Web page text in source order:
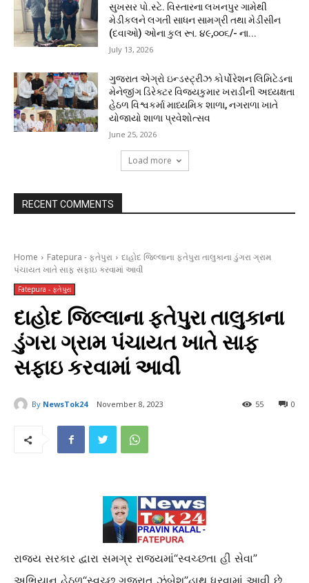
સુખસર પો.સ્ટે. વિસ્તારના લખનપુર ગામેથી
મેડીકલને લગતી સાધન સામગ્રી તથા મેડીસીન
(દવાઓ) ઓના કુલ રૂા. ૪૯,૦૦૬/- ના...
July 13, 2026
ગુજરાત એગ્રો ઇન્ડસ્ટ્રીઝ કોર્પોરેશન લિમિટેડના
મેનેજીંગ ડિરેક્ટર વિજયકુમાર ખરાડીની અધ્યક્ષતા
હેઠળ વિશ્વકર્મા માધ્યમિક શાળા, નગરાળા ખાતે
યોજાયો શાળા પ્રવેશોત્સવ
June 25, 2026
Load more
RECENT COMMENTS